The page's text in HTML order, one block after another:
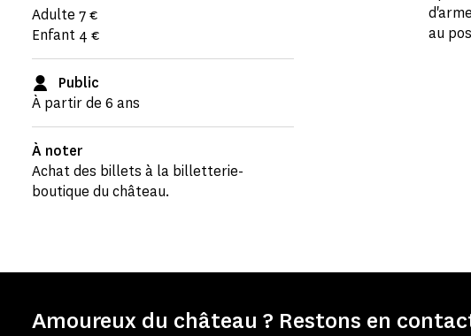
Adulte 7 €
Enfant 4 €
Public
À partir de 6 ans
À noter
Achat des billets à la billetterie-
boutique du château.
au
Amoureux du château ? Restons en